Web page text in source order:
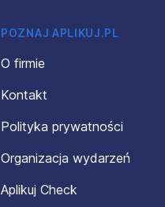
POZNAJ APLIKUJ.PL
O firmie
Kontakt
Polityka prywatności
Organizacja wydarzeń
Aplikuj Check